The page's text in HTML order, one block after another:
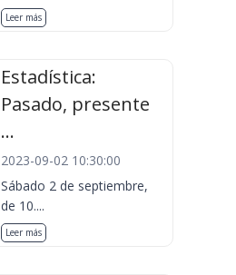
Leer más
Estadística:
Pasado, presente
...
2023-09-02 10:30:00
Sábado 2 de septiembre,
de 10....
Leer más